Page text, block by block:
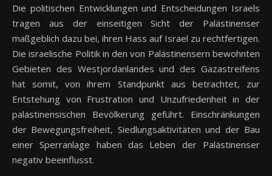
Die politischen Entwicklungen und Entscheidungen Israels
tragen aus der einseitigen Sicht der Palästinenser
maßgeblich dazu bei, ihren Hass auf Israel zu rechtfertigen.
Die israelische Politik in den von Palästinensern bewohnten
Gebieten des Westjordanlandes und des Gazastreifens
hat somit, von ihrem Standpunkt aus betrachtet, zur
Entstehung von Frustration und Unzufriedenheit in der
palästinensischen Bevölkerung geführt. Einschränkungen
der Bewegungsfreiheit, Siedlungsaktivitäten und der Bau
einer Sperranlage haben das Leben der Palästinenser
negativ beeinflusst.